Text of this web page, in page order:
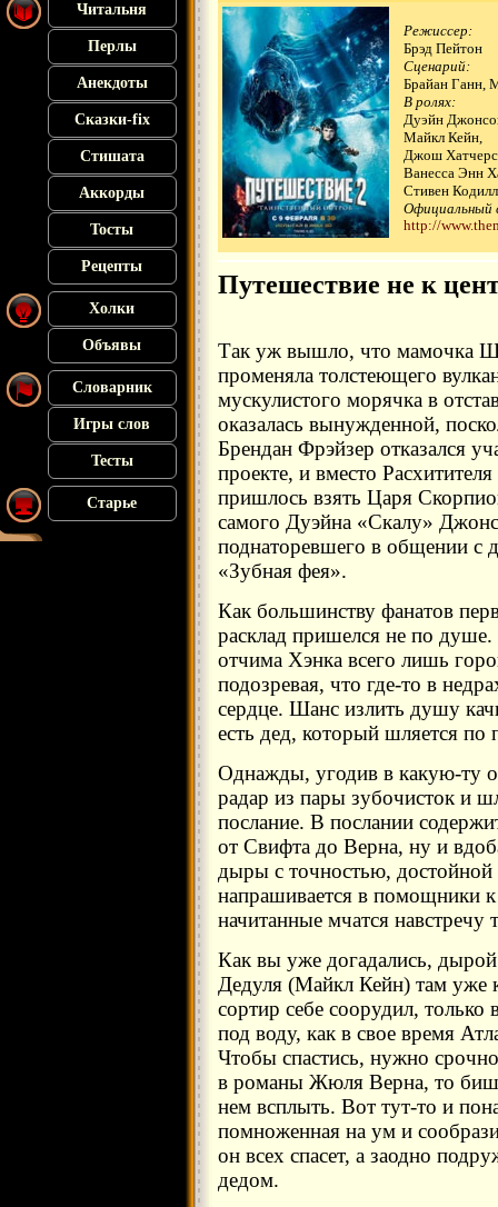
Читальня
Перлы
Анекдоты
Сказки-fix
Стишата
Аккорды
Тосты
Рецепты
Холки
Объявы
Словарник
Игры слов
Тесты
Старье
Режиссер:
Брэд Пейтон
Сценарий:
Брайан Ганн,
В ролях:
Дуэйн
Майкл Кейн,
Джош
Ванесса Энн
Стивен
Официальный
http://
Путешествие не к
Так уж вышло, что мамочка
променяла толстеющего
мускулистого морячка в
оказалась вынужденной,
Брендан Фрэйзер отказался
проекте, и вместо
пришлось взять Царя
самого Дуэйна «Скалу»
поднаторевшего в общении с
«Зубная фея».
Как большинству фанатов
расклад пришелся не по душе.
отчима Хэнка всего лишь
подозревая, что где-то в
сердце. Шанс излить душу
есть дед, который шляется по
Однажды, угодив в какую-ту
радар из пары зубочисток и
послание. В послании
от Свифта до Верна, ну и
дыры с точностью,
напрашивается в помощники
начитанные мчатся навстречу
Как вы уже догадались,
Дедуля (Майкл Кейн) там уже
сортир себе соорудил, только
под воду, как в свое время
Чтобы спастись, нужно
в романы Жюля Верна, то
нем всплыть. Вот тут-то и
помноженная на ум и
он всех спасет, а заодно
дедом.